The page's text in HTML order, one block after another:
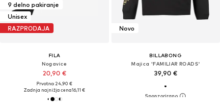
9 delno pakiranje
Unisex
RAZPRODAJA
FILA
Nogavice
20,90 €
Prvotno: 24,90 €
Zadnja najnižja cena16,11 €
Novo
BILLABONG
Majica 'FAMILIAR ROADS'
39,90 €